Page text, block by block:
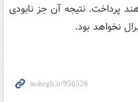
پرداخت. نتیجه آن جز نابودی
نخواهد بود.